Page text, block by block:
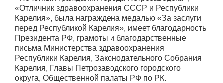
«Отличник здравоохранения СССР и Республики
Карелия», была награждена медалью «За заслуги
перед Республикой Карелия», имеет благодарность
Президента РФ, грамоты и благодарственные
письма Министерства здравоохранения
Республики Карелия, Законодательного Собрания
Карелия, Главы Петрозаводского городского
округа, Общественной палаты РФ по РК.